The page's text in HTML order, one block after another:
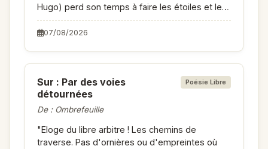
Hugo) perd son temps à faire les étoiles et les
fleurs. Sujet délicat à aborder en poésie, mais
bien ficelé par la progression temporelle de
pas à me donner le sens péjoratif sans doute
recherché. (lecture personnelle, pardon). Mais
entends-nous ! Le message est passé. Bonne
07/08/2026
Poésie Libre
Sur : Par des voies
détournées
De : Ombrefeuille
"Eloge du libre arbitre ! Les chemins de
traverse. Pas d'ornières ou d'empreintes où